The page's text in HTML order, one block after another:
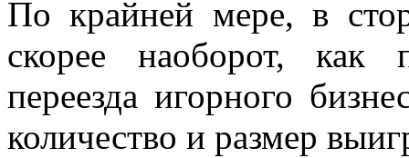
По крайней мере, в
скорее наоборот, как
переезда игорного
количество и размер